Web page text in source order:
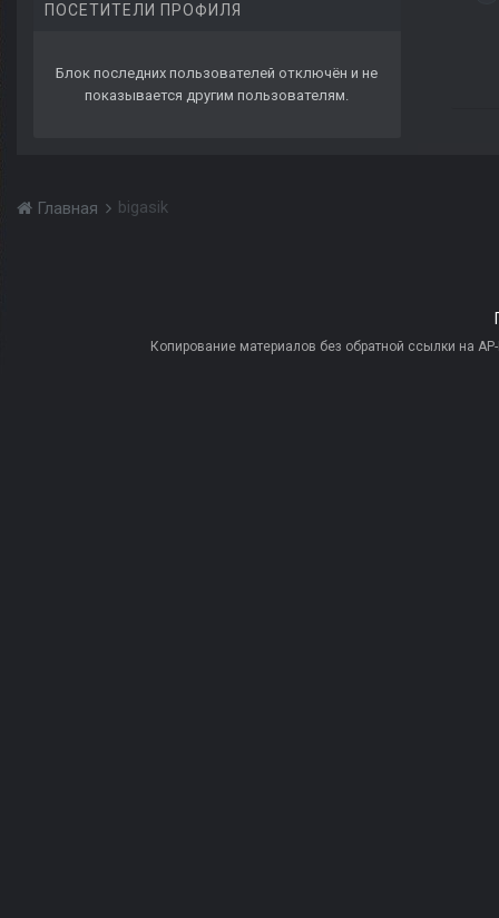
ПОСЕТИТЕЛИ ПРОФИЛЯ
Блок последних пользователей отключён и не
показывается другим пользователям.
Главная bigasik
Копирование материалов без обратной ссылки на